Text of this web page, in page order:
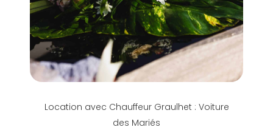
Location avec Chauffeur Graulhet : Voiture
des Mariés